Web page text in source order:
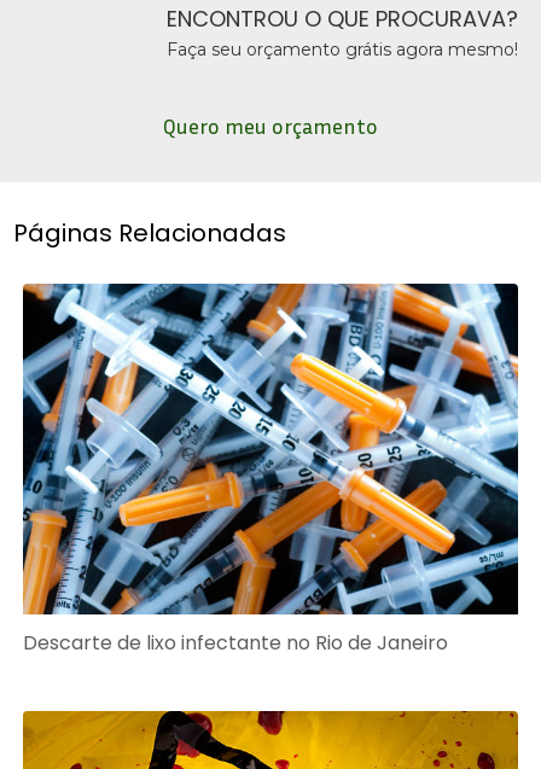
ENCONTROU O QUE PROCURAVA?
Faça seu orçamento grátis agora mesmo!
Quero meu orçamento
Páginas Relacionadas
Descarte de lixo infectante no Rio de Janeiro